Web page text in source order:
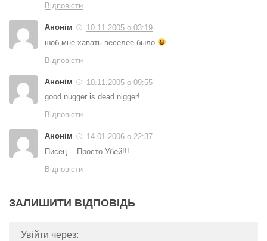
Відповісти
Анонім
10.11.2005 о 03:19
шоб мне хавать веселее было
Відповісти
Анонім
10.11.2005 о 09:55
good nugger is dead nigger!
Відповісти
Анонім
14.01.2006 о 22:37
Писец… Просто Убей!!!
Відповісти
ЗАЛИШИТИ ВІДПОВІДЬ
Увійти через: